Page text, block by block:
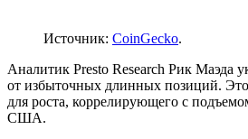
Источник: CoinGecko.
Аналитик Presto Research Рик Маэда
от избыточных длинных позиций. Это
для роста, коррелирующего с
США.